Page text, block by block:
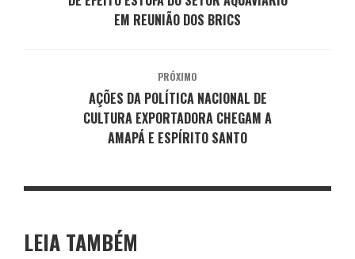
EM REUNIÃO DOS BRICS
PRÓXIMO
AÇÕES DA POLÍTICA NACIONAL DE
CULTURA EXPORTADORA CHEGAM A
AMAPÁ E ESPÍRITO SANTO
LEIA TAMBÉM